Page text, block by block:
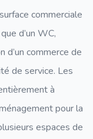
commerciale
d’un WC,
d’un commerce de
de service. Les
à
pour la
espaces de